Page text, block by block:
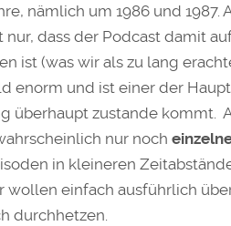
nämlich um 1986 und 1987.
nur, dass der Podcast damit
ist (was wir als zu lang
enorm und ist einer der
überhaupt zustande kommt.
nur noch
in kleineren
wollen einfach ausführlich
durchhetzen.